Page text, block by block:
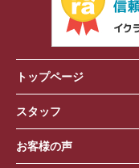
トップページ
スタッフ
お客様の声